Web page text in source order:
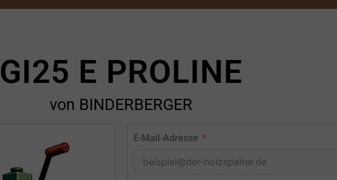
GI25 E PROLINE
von BINDERBERGER
E-Mail-Adresse